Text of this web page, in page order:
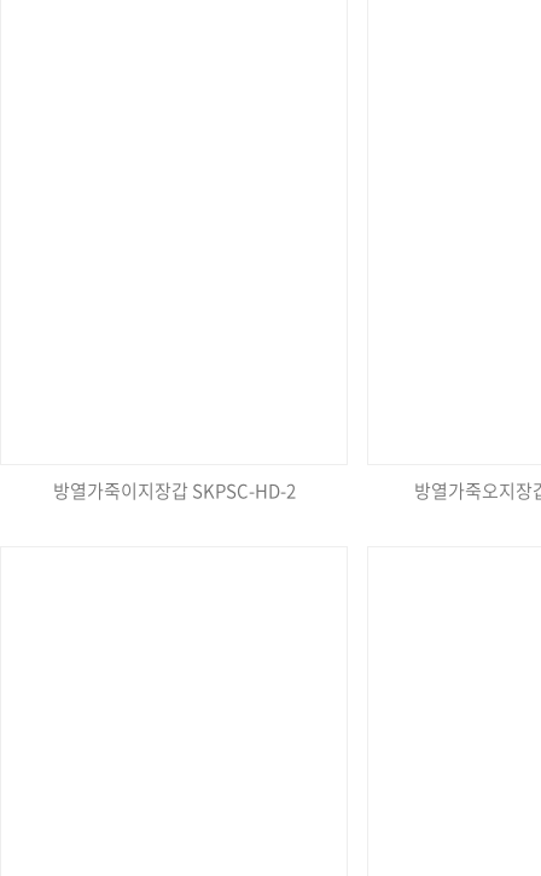
방열가죽이지장갑 SKPSC-HD-2 방열가죽오지장